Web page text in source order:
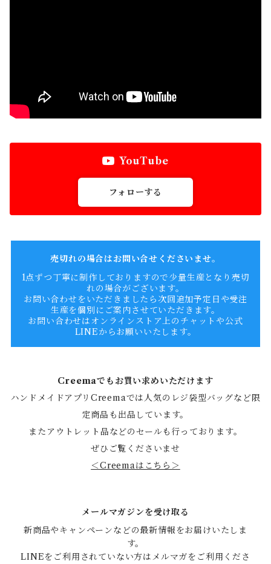
YouTube
フォローする
売切れの場合はお問い合せくださいませ。
1点ずつ丁寧に制作しておりますので少量生産となり売切
れの場合がございます。
お問い合わせをいただきましたら次回追加予定日や受注
生産を個別にご案内させていただきます。
お問い合わせはオンラインストア上のチャットや公式
LINEからお願いいたします。
Creemaでもお買い求めいただけます
ハンドメイドアプリCreemaでは人気のレジ袋型バッグなど限
定商品も出品しています。
またアウトレット品などのセールも行っております。
ぜひご覧くださいませ
＜Creemaはこちら＞
メールマガジンを受け取る
新商品やキャンペーンなどの最新情報をお届けいたしま
す。
LINEをご利用されていない方はメルマガをご利用くださ